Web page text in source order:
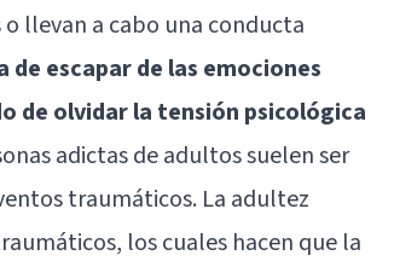
llevan a cabo una conducta
de escapar de las emociones
de olvidar la tensión psicológica
adictas de adultos suelen ser
traumáticos. La adultez
los cuales hacen que la